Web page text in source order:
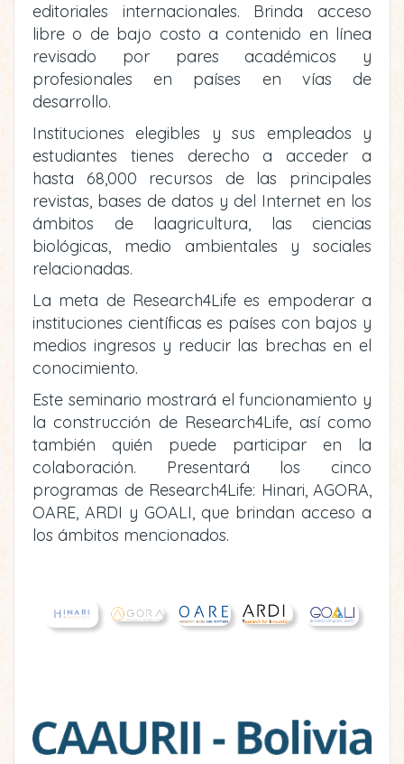
editoriales internacionales. Brinda acceso
libre o de bajo costo a contenido en línea
revisado por pares académicos y
profesionales en países en vías de
desarrollo.
Instituciones elegibles y sus empleados y
estudiantes tienes derecho a acceder a
hasta 68,000 recursos de las principales
revistas, bases de datos y del Internet en los
ámbitos de laagricultura, las ciencias
biológicas, medio ambientales y sociales
relacionadas.
La meta de Research4Life es empoderar a
instituciones científicas es países con bajos y
medios ingresos y reducir las brechas en el
conocimiento.
Este seminario mostrará el funcionamiento y
la construcción de Research4Life, así como
también quién puede participar en la
colaboración. Presentará los cinco
programas de Research4Life: Hinari, AGORA,
OARE, ARDI y GOALI, que brindan acceso a
los ámbitos mencionados.